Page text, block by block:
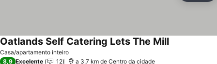
Casa/apartamento inteiro
Oatlands Self Catering Lets The Mill
8,9 Excelente 12 a 3.7 km de Centro da cidade